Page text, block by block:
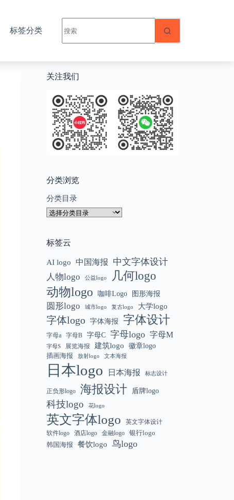
标签分类
结
果
关注我们
分类浏览
分类目录
标签云
AI logo 中国海报 中文字体设计
人物logo 公益logo
几何logo
动物logo
咖啡Logo 图形海报
圆形logo 城市logo 复古logo 大学logo
字体logo 字体海报 字体设计
字母a 字母B 字母C 字母logo 字母M
字母S 展览海报 建筑logo 徽章logo
插画海报 放射logo 文本海报
日本logo 日本海报 标志设计
正负形logo 海报设计 盾牌logo
科技logo 花logo
英文字体logo
英文字体设计
软件logo
酒店logo 金融logo
银行logo
韩国海报
餐饮logo 鸟logo